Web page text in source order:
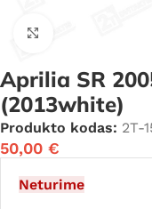
Aprilia SR
(2013white)
Produkto kodas: 2T-
50,00 €
Neturime